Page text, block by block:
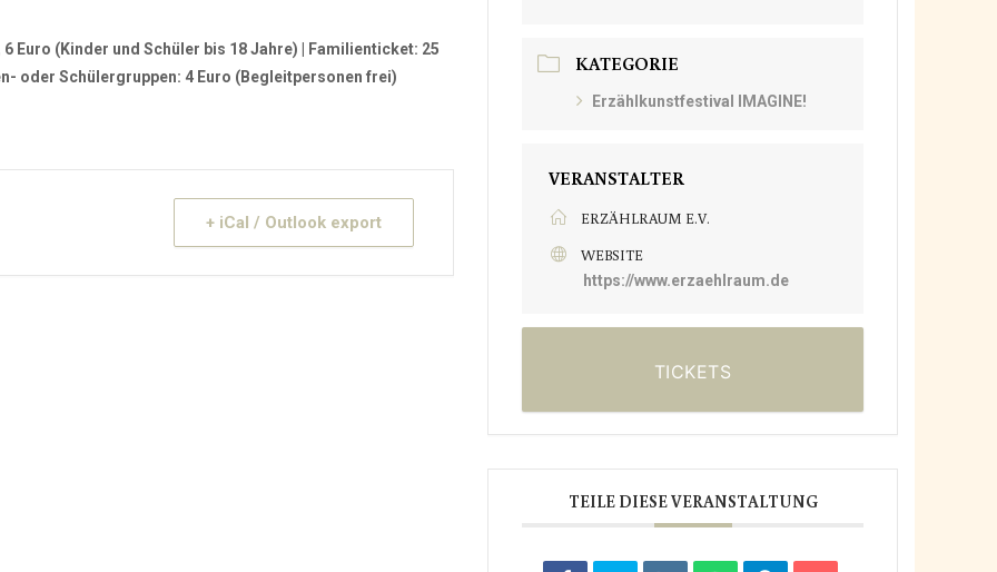
Euro (Kinder und Schüler bis 18 Jahre) | Familienticket: 25
oder Schülergruppen: 4 Euro (Begleitpersonen frei)
+ iCal / Outlook export
KATEGORIE
Erzählkunstfestival IMAGINE!
VERANSTALTER
ERZÄHLRAUM E.V.
WEBSITE
https://www.erzaehlraum.de
TICKETS
TEILE DIESE VERANSTALTUNG